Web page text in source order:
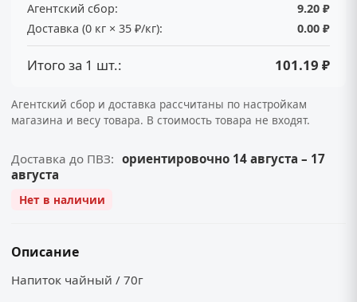
Агентский сбор:
9.20 ₽
Доставка (0 кг × 35 ₽/кг):
0.00 ₽
Итого за 1 шт.: 101.19 ₽
Агентский сбор и доставка рассчитаны по настройкам
магазина и весу товара. В стоимость товара не входят.
Доставка до ПВЗ: ориентировочно 14 августа – 17
августа
Нет в наличии
Описание
Напиток чайный / 70г